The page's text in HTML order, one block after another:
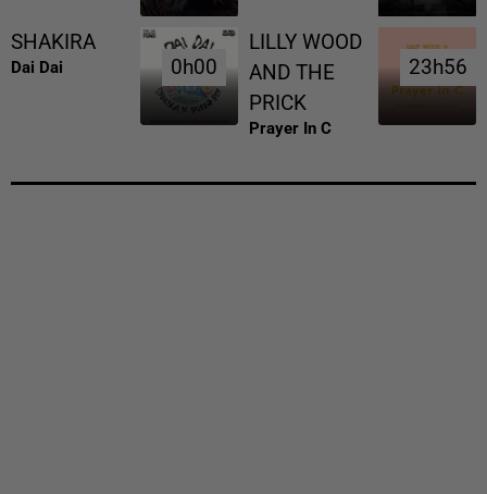
SHAKIRA
Dai Dai 0h00
0h00
LILLY WOOD
AND THE
PRICK
Prayer In C
23h56
23h56